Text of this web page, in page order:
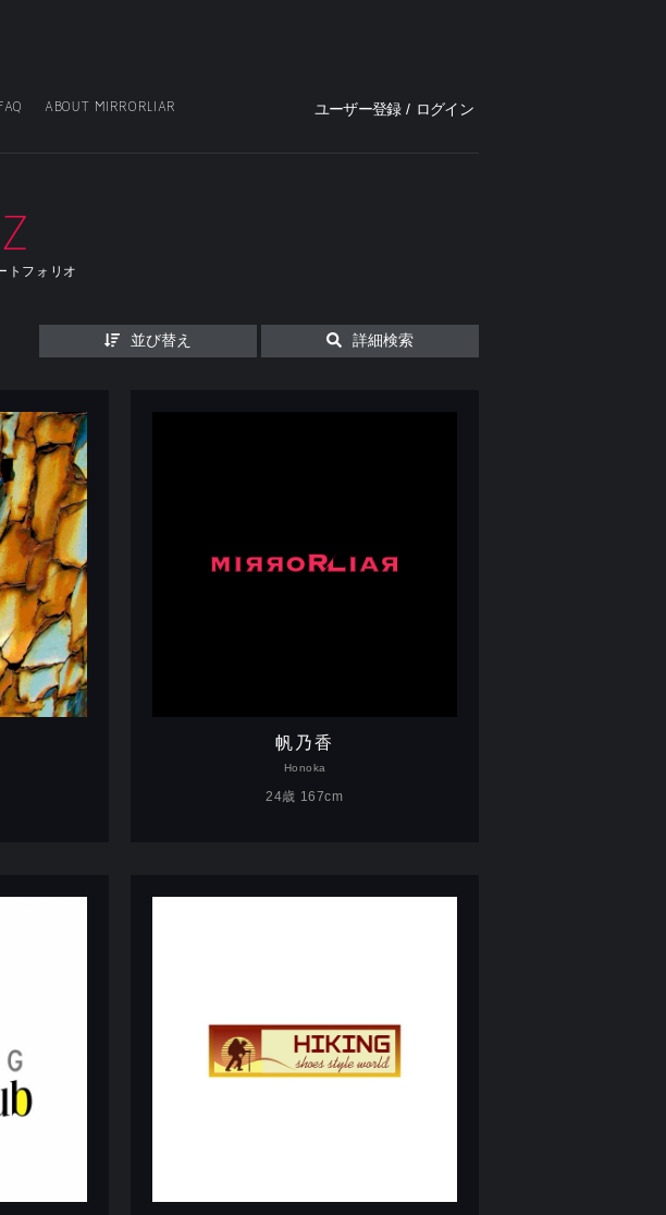
ABOUT MIRRORLIAR ユーザー登録 / ログイン
トフォリオ
並び替え 詳細検索
帆乃香
Honoka
24歳 167cm